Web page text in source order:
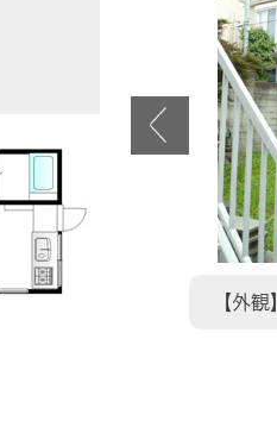
【外観